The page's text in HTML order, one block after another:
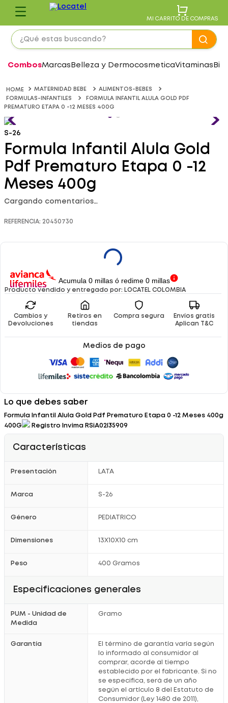
MI CARRITO DE COMPRAS
¿Qué estas buscando?
CombosMarcas Belleza y DermocosmeticaVitaminas
MATERNIDAD BEBE
ALIMENTOS-BEBES
FORMULAS-INFANTILES
FORMULA INFANTIL ALULA GOLD PDF
PREMATURO ETAPA 0 -12 MESES 400G
S-26
Formula Infantil Alula Gold
Pdf Prematuro Etapa 0 -12
Meses 400g
Cargando comentarios…
REFERENCIA: 20450730
Acumula 0 millas ó redime 0 millas
LOCATEL COLOMBIA
Cambios y
Devoluciones
Retiros en
tiendas
Compra segura
Envíos gratis
Aplican T&C
Medios de pago
Lo que debes saber
Formula Infantil Alula Gold Pdf Prematuro Etapa 0 -12 Meses 400g
400G
Registro Invima RSiA02I35909
Características
Presentación LATA
Marca S-26
Género PEDIATRICO
Dimensiones 13X10X10 cm
Peso 400 Gramos
Especificaciones generales
PUM - Unidad de
Medida
Gramo
Garantía
El término de garantía varía según
lo informado al consumidor al
comprar, acorde al tiempo
establecido por el fabricante. Si no
se especifica, será de un año
según el artículo 8 del Estatuto de
Consumidor (Ley 1480 de 2011),